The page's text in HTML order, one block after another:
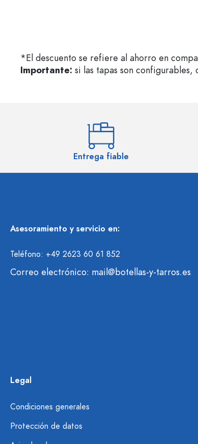
*El descuento se refiere al ahorro en
Importante: si las tapas son
Entrega fiable
Asesoramiento y servicio en:
Teléfono: +49 2623 60 61 852
Correo electrónico: mail@botellas-y-tarros.es
Legal
Condiciones generales
Protección de datos